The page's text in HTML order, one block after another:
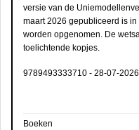
versie van de
maart 2026 gepubliceerd is
worden opgenomen. De
toelichtende kopjes.
9789493333710 - 28-07-2026
Boeken